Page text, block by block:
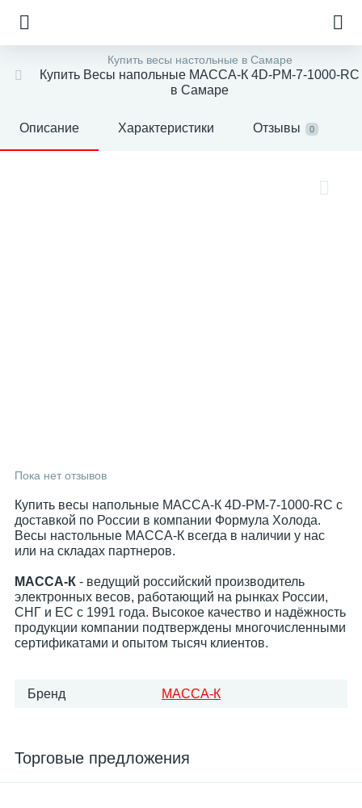
Купить весы настольные в Самаре
Купить Весы напольные МАССА-К 4D-PМ-7-1000-RC
в Самаре
Описание Характеристики Отзывы 0
Пока нет отзывов
Купить весы напольные МАССА-К 4D-PМ-7-1000-RC с
доставкой по России в компании Формула Холода.
Весы настольные МАССА-К всегда в наличии у нас
или на складах партнеров.
МАССА-К - ведущий российский производитель
электронных весов, работающий на рынках России,
СНГ и ЕС с 1991 года. Высокое качество и надёжность
продукции компании подтверждены многочисленными
сертификатами и опытом тысяч клиентов.
Бренд МАССА-К
Торговые предложения